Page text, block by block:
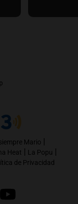
Mario |
Heat | La Popu |
de Privacidad